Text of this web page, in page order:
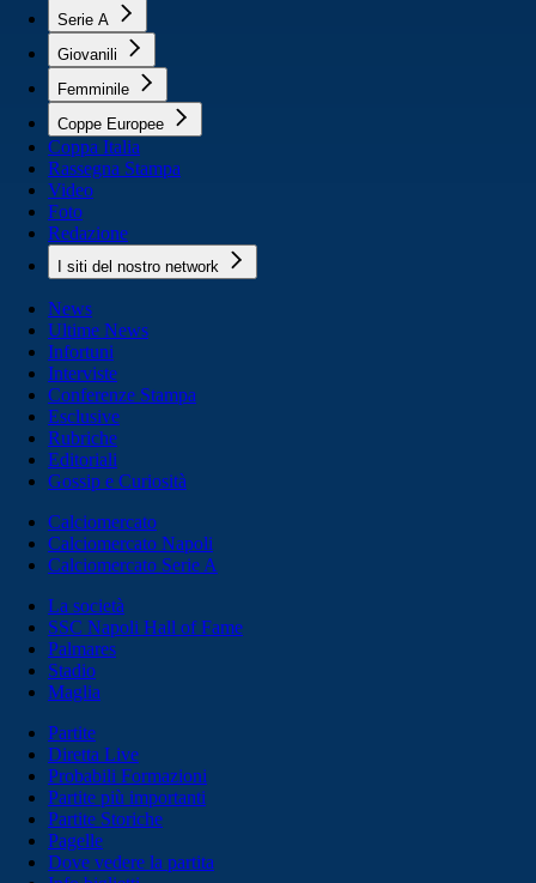
Serie A
Giovanili
Femminile
Coppe Europee
Coppa Italia
Rassegna Stampa
Video
Foto
Redazione
I siti del nostro network
News
Ultime News
Infortuni
Interviste
Conferenze Stampa
Esclusive
Rubriche
Editoriali
Gossip e Curiosità
Calciomercato
Calciomercato Napoli
Calciomercato Serie A
La società
SSC Napoli Hall of Fame
Palmares
Stadio
Maglia
Partite
Diretta Live
Probabili Formazioni
Partite più importanti
Partite Storiche
Pagelle
Dove vedere la partita